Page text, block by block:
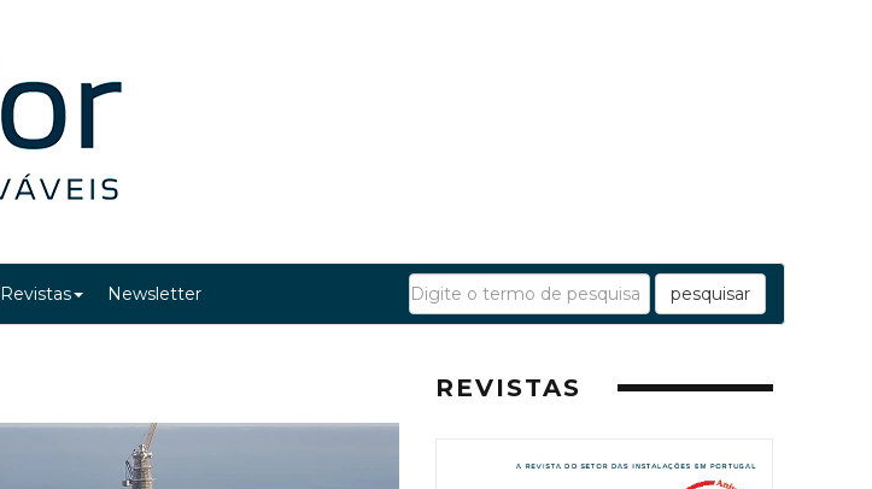
Revistas Newsletter pesquisar
REVISTAS